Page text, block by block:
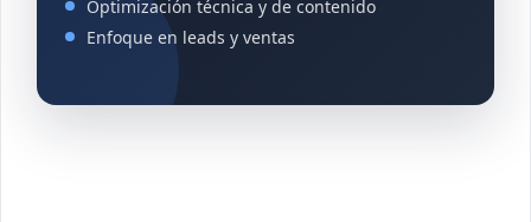
Optimización técnica y de contenido
Enfoque en leads y ventas